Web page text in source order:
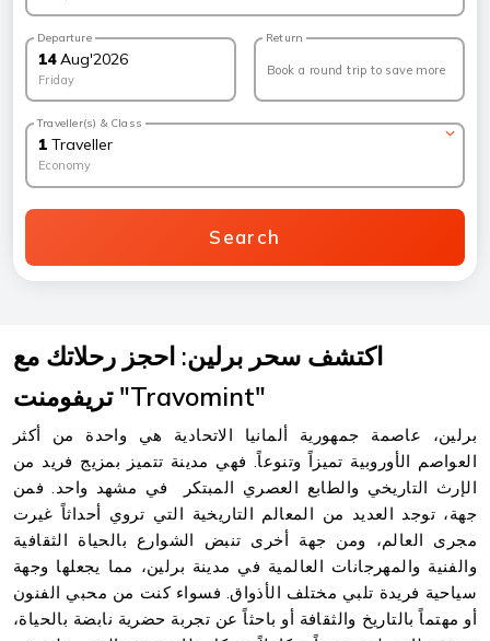
Departure
14 Aug'2026
Friday
Return
Book a round trip to save more
Traveller(s) & Class
1 Traveller
Economy
Search
اكتشف سحر برلين: احجز رحلاتك مع
تريفومنت "Travomint"
برلين، عاصمة جمهورية ألمانيا الاتحادية هي واحدة من أكثر
العواصم الأوروبية تميزاً وتنوعاً. فهي مدينة تتميز بمزيج فريد من
الإرث التاريخي والطابع العصري المبتكر في مشهد واحد. فمن
جهة، توجد العديد من المعالم التاريخية التي تروي أحداثاً غيرت
مجرى العالم، ومن جهة أخرى تنبض الشوارع بالحياة الثقافية
والفنية والمهرجانات العالمية في مدينة برلين، مما يجعلها وجهة
سياحية فريدة تلبي مختلف الأذواق. فسواء كنت من محبي الفنون
أو مهتماً بالتاريخ والثقافة أو باحثاً عن تجربة حضرية نابضة بالحياة،